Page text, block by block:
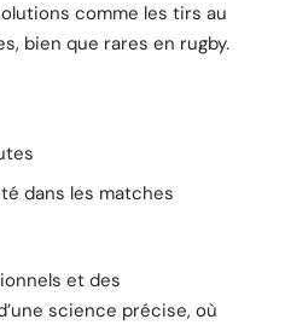
comme les tirs au
bien que rares en rugby.
dans les matches
et des
science précise, où